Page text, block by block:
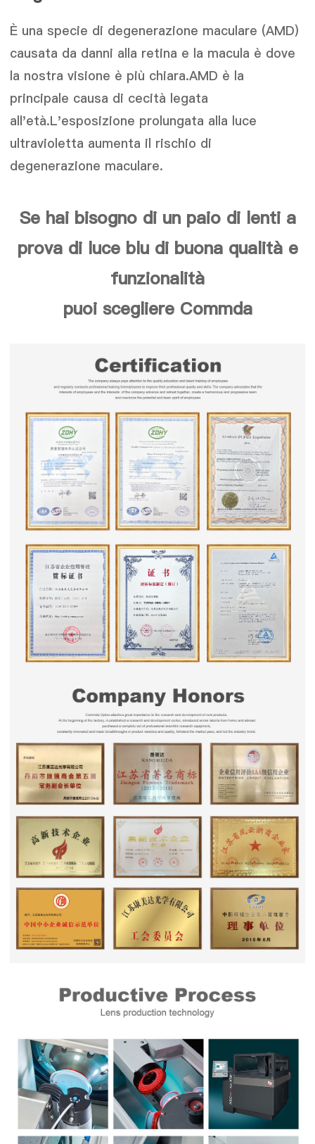
È una specie di degenerazione maculare (AMD)
causata da danni alla retina e la macula è dove
la nostra visione è più chiara.AMD è la
principale causa di cecità legata
all'età.L'esposizione prolungata alla luce
ultravioletta aumenta il rischio di
degenerazione maculare.
Se hai bisogno di un paio di lenti a
prova di luce blu di buona qualità e
funzionalità
puoi scegliere Commda